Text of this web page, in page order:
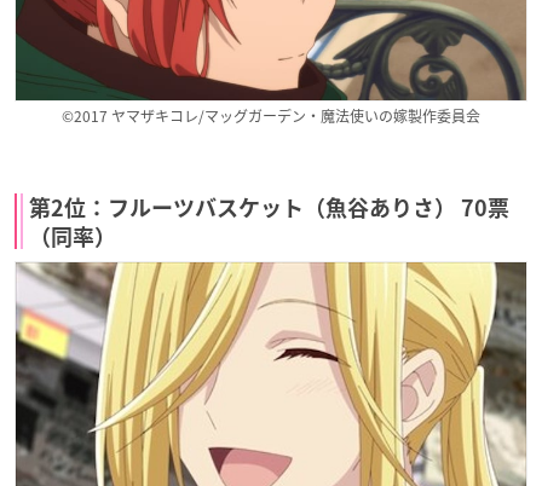
©2017 ヤマザキコレ/マッグガーデン・魔法使いの嫁製作委員会
第2位：フルーツバスケット（魚谷ありさ） 70票
（同率）